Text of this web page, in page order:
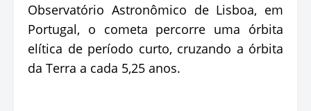
Observatório Astronômico de Lisboa, em
Portugal, o cometa percorre uma órbita
elítica de período curto, cruzando a órbita
da Terra a cada 5,25 anos.